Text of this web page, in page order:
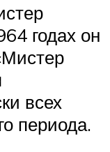
годах он
всех
периода.